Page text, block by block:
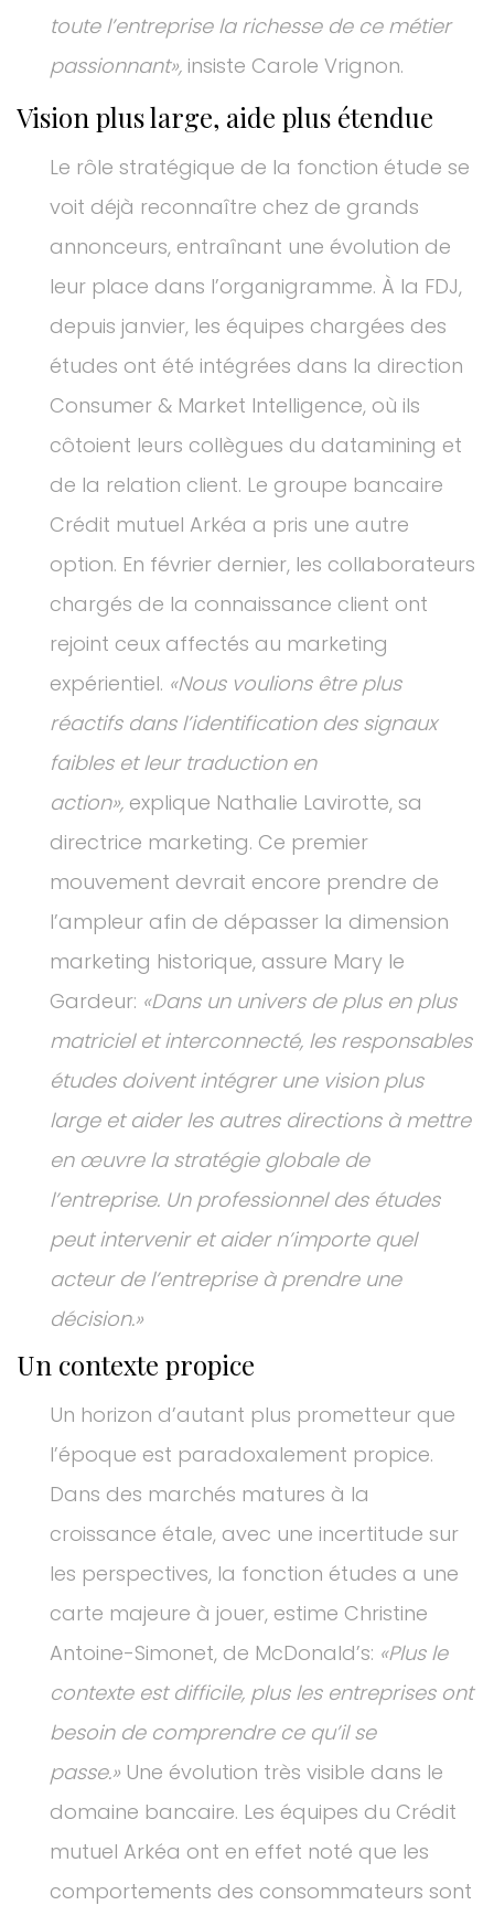
toute l’entreprise la richesse de ce métier
passionnant», insiste Carole Vrignon.
Vision plus large, aide plus étendue
Le rôle stratégique de la fonction étude se
voit déjà reconnaître chez de grands
annonceurs, entraînant une évolution de
leur place dans l’organigramme. À la FDJ,
depuis janvier, les équipes chargées des
études ont été intégrées dans la direction
Consumer & Market Intelligence, où ils
côtoient leurs collègues du datamining et
de la relation client. Le groupe bancaire
Crédit mutuel Arkéa a pris une autre
option. En février dernier, les collaborateurs
chargés de la connaissance client ont
rejoint ceux affectés au marketing
expérientiel. «Nous voulions être plus
réactifs dans l’identification des signaux
faibles et leur traduction en
action», explique Nathalie Lavirotte, sa
directrice marketing. Ce premier
mouvement devrait encore prendre de
l’ampleur afin de dépasser la dimension
marketing historique, assure Mary le
Gardeur: «Dans un univers de plus en plus
matriciel et interconnecté, les responsables
études doivent intégrer une vision plus
large et aider les autres directions à mettre
en œuvre la stratégie globale de
l’entreprise. Un professionnel des études
peut intervenir et aider n’importe quel
acteur de l’entreprise à prendre une
décision.»
Un contexte propice
Un horizon d’autant plus prometteur que
l’époque est paradoxalement propice.
Dans des marchés matures à la
croissance étale, avec une incertitude sur
les perspectives, la fonction études a une
carte majeure à jouer, estime Christine
Antoine-Simonet, de McDonald’s: «Plus le
contexte est difficile, plus les entreprises ont
besoin de comprendre ce qu’il se
passe.» Une évolution très visible dans le
domaine bancaire. Les équipes du Crédit
mutuel Arkéa ont en effet noté que les
comportements des consommateurs sont